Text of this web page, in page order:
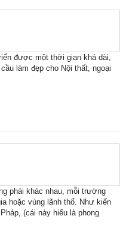
được một thời gian khá dài,
làm đẹp cho Nội thất, ngoại
phái khác nhau, mỗi trường
hoặc vùng lãnh thổ. Như kiến
(cái này hiểu là phong